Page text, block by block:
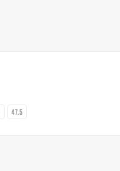
47.5